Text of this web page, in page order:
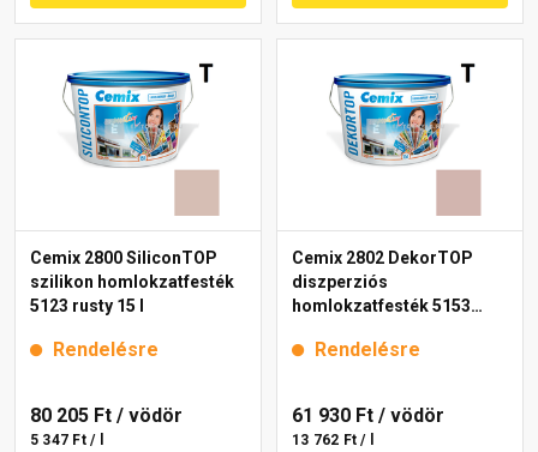
Cemix 2800 SiliconTOP
szilikon homlokzatfesték
5123 rusty 15 l
Rendelésre
80 205 Ft / vödör
5 347 Ft / l
Cemix 2802 DekorTOP
diszperziós
homlokzatfesték 5153
Rendelésre
61 930 Ft / vödör
13 762 Ft / l